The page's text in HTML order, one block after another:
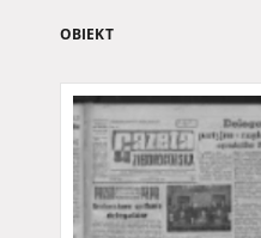
OBIEKT